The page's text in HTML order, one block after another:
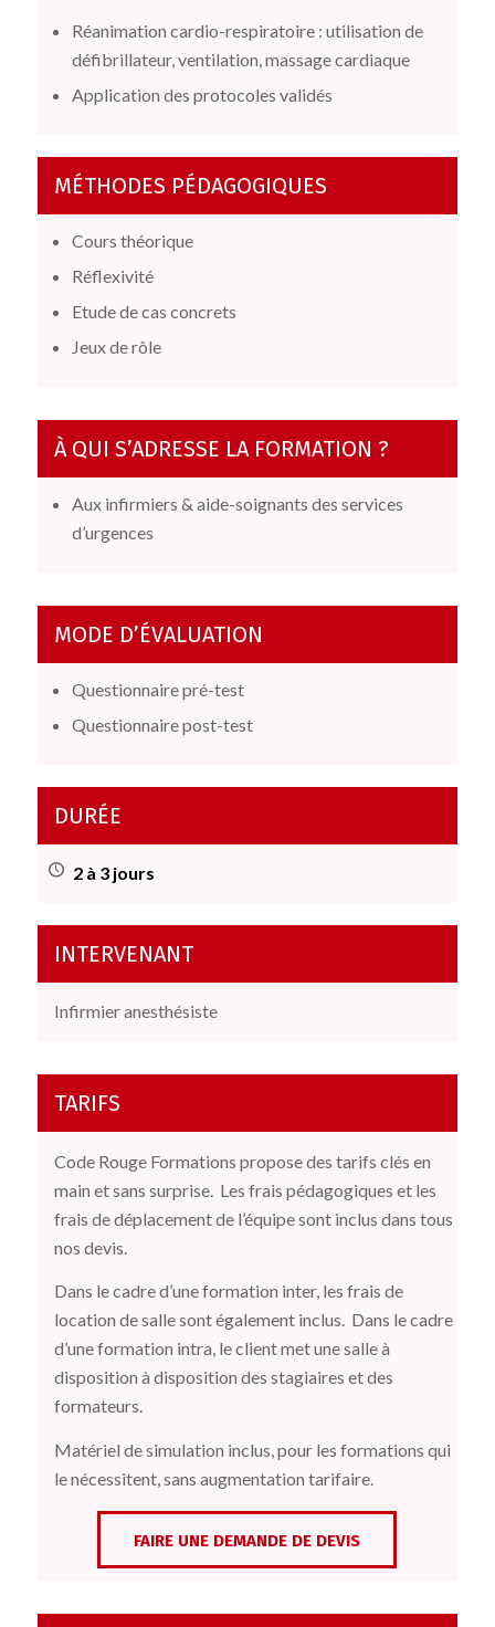
Réanimation cardio-respiratoire : utilisation de
défibrillateur, ventilation, massage cardiaque
Application des protocoles validés
MÉTHODES PÉDAGOGIQUES
Cours théorique
Réflexivité
Etude de cas concrets
Jeux de rôle
À QUI S’ADRESSE LA FORMATION ?
Aux infirmiers & aide-soignants des services
d’urgences
MODE D’ÉVALUATION
Questionnaire pré-test
Questionnaire post-test
DURÉE
2 à 3 jours
INTERVENANT
Infirmier anesthésiste
TARIFS
Code Rouge Formations propose des tarifs clés en
main et sans surprise. Les frais pédagogiques et les
frais de déplacement de l’équipe sont inclus dans tous
nos devis.
Dans le cadre d’une formation inter, les frais de
location de salle sont également inclus. Dans le cadre
d’une formation intra, le client met une salle à
disposition à disposition des stagiaires et des
formateurs.
Matériel de simulation inclus, pour les formations qui
le nécessitent, sans augmentation tarifaire.
FAIRE UNE DEMANDE DE DEVIS